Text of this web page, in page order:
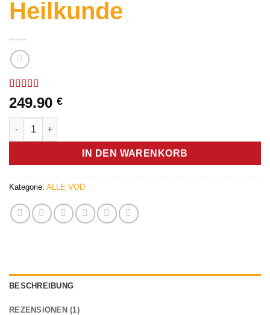
Heilkunde
Bewertet
mit5von 5,
basierend
1
249.90 €
Gesamtpaket alle Lehrvideos als VOD - Germanische
IN DEN WARENKORB
Kategorie: ALLE VOD
BESCHREIBUNG
REZENSIONEN (1)